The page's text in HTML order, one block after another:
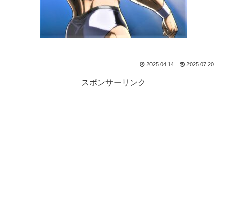
2025.04.14 2025.07.20
スポンサーリンク